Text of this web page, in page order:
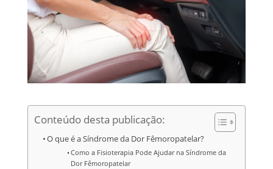
Conteúdo desta publicação:
O que é a Síndrome da Dor Fêmoropatelar?
Como a Fisioterapia Pode Ajudar na Síndrome da
Dor Fêmoropatelar